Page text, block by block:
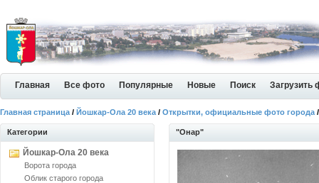
Главная Все фото Популярные Новые Поиск Загрузить
Главная страница / Йошкар-Ола 20 века / Открытки, официальные фото города
Категории
Йошкар-Ола 20 века
Ворота города
Облик старого города
"Онар"